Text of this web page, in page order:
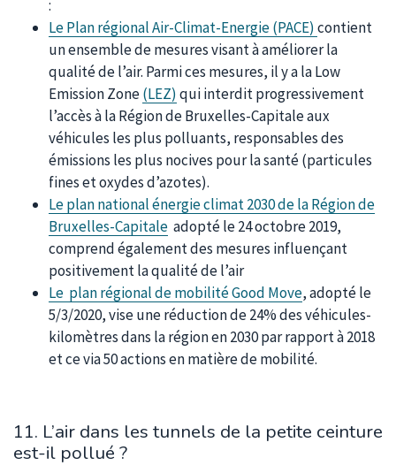
:
Le Plan régional Air-Climat-Energie (PACE) contient
un ensemble de mesures visant à améliorer la
qualité de l’air. Parmi ces mesures, il y a la Low
Emission Zone(LEZ) qui interdit progressivement
l’accès à la Région de Bruxelles-Capitale aux
véhicules les plus polluants, responsables des
émissions les plus nocives pour la santé (particules
fines et oxydes d’azotes).
Le plan national énergie climat 2030 de la Région de
Bruxelles-Capitale adopté le 24 octobre 2019,
comprend également des mesures influençant
positivement la qualité de l’air
Le plan régional de mobilité Good Move, adopté le
5/3/2020, vise une réduction de 24% des véhicules-
kilomètres dans la région en 2030 par rapport à 2018
et ce via 50 actions en matière de mobilité.
11. L’air dans les tunnels de la petite ceinture
est-il pollué ?